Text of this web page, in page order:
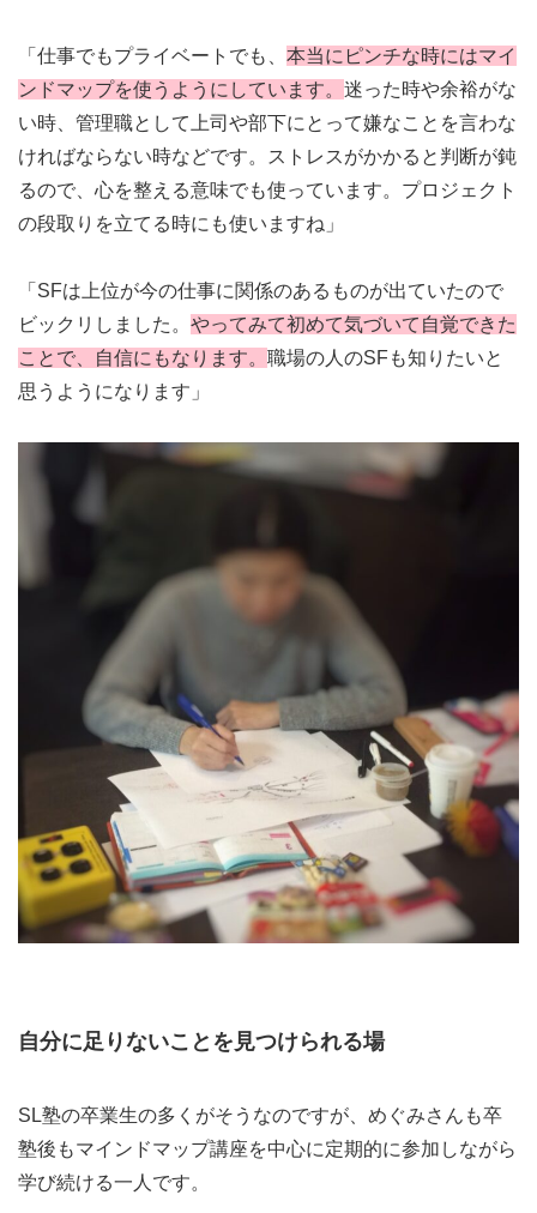
「仕事でもプライベートでも、 本当にピンチな時にはマイ
ンドマップを使うようにしています。 迷った時や余裕がな
い時、管理職として上司や部下にとって嫌なことを言わな
ければならない時などです。ストレスがかかると判断が鈍
るので、心を整える意味でも使っています。プロジェクト
の段取りを立てる時にも使いますね」
「SFは上位が今の仕事に関係のあるものが出ていたので
ビックリしました。 やってみて初めて気づいて自覚できた
ことで、自信にもなります。 職場の人のSFも知りたいと
思うようになります」
自分に足りないことを見つけられる場
SL塾の卒業生の多くがそうなのですが、めぐみさんも卒
塾後もマインドマップ講座を中心に定期的に参加しながら
学び続ける一人です。